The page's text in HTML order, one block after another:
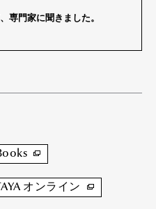
専門家に聞きました。
オンライン